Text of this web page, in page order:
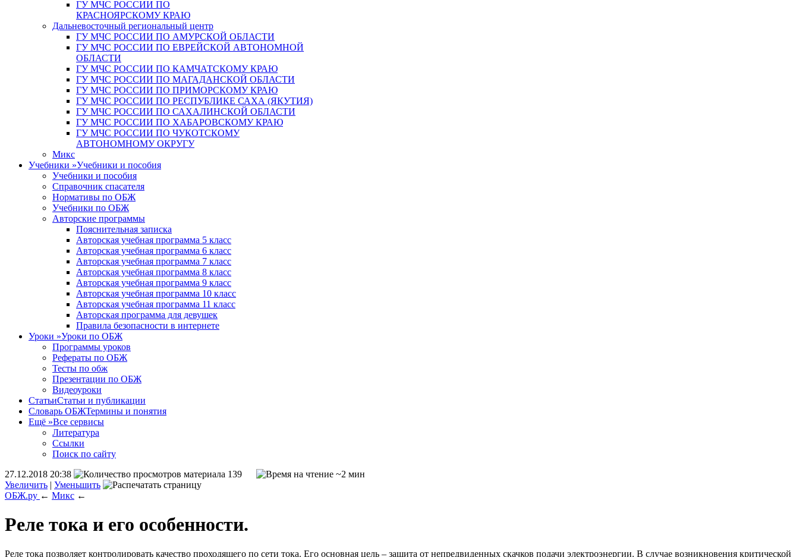
ГУ МЧС РОССИИ ПО
КРАСНОЯРСКОМУ КРАЮ
Дальневосточный региональный центр
ГУ МЧС РОССИИ ПО АМУРСКОЙ ОБЛАСТИ
ГУ МЧС РОССИИ ПО ЕВРЕЙСКОЙ АВТОНОМНОЙ
ОБЛАСТИ
ГУ МЧС РОССИИ ПО КАМЧАТСКОМУ КРАЮ
ГУ МЧС РОССИИ ПО МАГАДАНСКОЙ ОБЛАСТИ
ГУ МЧС РОССИИ ПО ПРИМОРСКОМУ КРАЮ
ГУ МЧС РОССИИ ПО РЕСПУБЛИКЕ САХА (ЯКУТИЯ)
ГУ МЧС РОССИИ ПО САХАЛИНСКОЙ ОБЛАСТИ
ГУ МЧС РОССИИ ПО ХАБАРОВСКОМУ КРАЮ
ГУ МЧС РОССИИ ПО ЧУКОТСКОМУ
АВТОНОМНОМУ ОКРУГУ
Микс
Учебники »Учебники и пособия
Учебники и пособия
Справочник спасателя
Нормативы по ОБЖ
Учебники по ОБЖ
Авторские программы
Пояснительная записка
Авторская учебная программа 5 класс
Авторская учебная программа 6 класс
Авторская учебная программа 7 класс
Авторская учебная программа 8 класс
Авторская учебная программа 9 класс
Авторская учебная программа 10 класс
Авторская учебная программа 11 класс
Авторская программа для девушек
Правила безопасности в интернете
Уроки »Уроки по ОБЖ
Программы уроков
Рефераты по ОБЖ
Тесты по обж
Презентации по ОБЖ
Видеоуроки
СтатьиСтатьи и публикации
Словарь ОБЖТермины и понятия
Ещё »Все сервисы
Литература
Ссылки
Поиск по сайту
27.12.2018 20:38
139
~2 мин
Увеличить | Уменьшить
ОБЖ.ру ← Микс ←
Реле тока и его особенности.
Реле тока позволяет контролировать качество проходящего по сети тока. Его основная цель – защита от непредвиденных скачков подачи электроэнергии. В случае возникновения критической